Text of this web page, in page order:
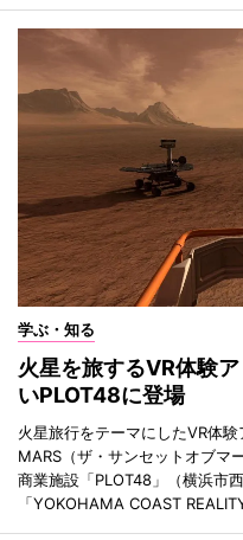
学ぶ・知る
火星を旅するVR体験
いPLOT48に登場
火星旅行をテーマにしたVR体
MARS（ザ・サンセットオブマ
商業施設「PLOT48」（横浜市
「YOKOHAMA COAST